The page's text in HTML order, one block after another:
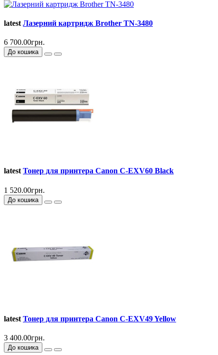
latest Лазерний картридж Brother TN-3480
6 700.00грн.
До кошика
latestТонер для принтера Canon C-EXV60 Black
1 520.00грн.
До кошика
latest Тонер для принтера Canon C-EXV49 Yellow
3 400.00грн.
До кошика